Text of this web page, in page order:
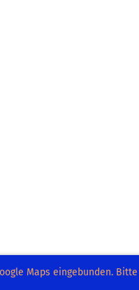
Maps eingebunden.